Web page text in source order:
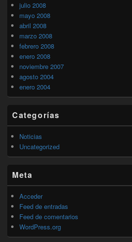
julio 2008
mayo 2008
abril 2008
marzo 2008
febrero 2008
enero 2008
noviembre 2007
agosto 2004
enero 2004
Categorías
Noticias
Uncategorized
Meta
Acceder
Feed de entradas
Feed de comentarios
WordPress.org